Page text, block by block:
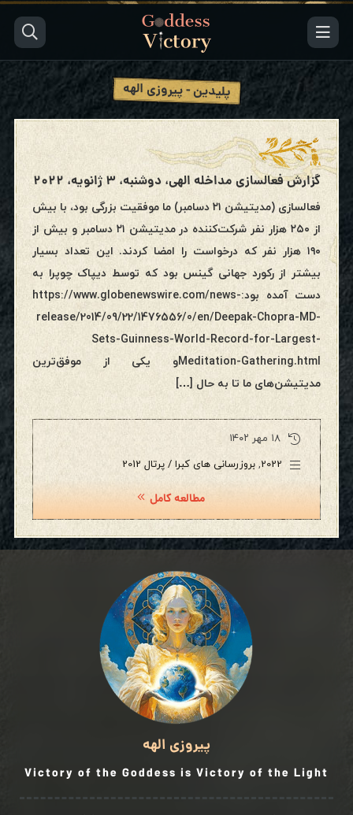
پلیدین‌ - پیروزی الهه
گزارش فعالسازی مداخله الهی، دوشنبه، ۳ ژانویه، ۲۰۲۲
فعالسازی (مدیتیشن ۲۱ دسامبر) ما موفقیت بزرگی بود، با بیش
از ۲۵۰ هزار نفر شرکت‌کننده در مدیتیشن ۲۱ دسامبر و بیش از
۱۹۰ هزار نفر که درخواست را امضا کردند. این تعداد بسیار
بیشتر از رکورد جهانی گینس بود که توسط دیپاک چوپرا به
دست آمده بود:https://www.globenewswire.com/news-
release/2014/09/22/1476556/0/en/Deepak-Chopra-MD-
Sets-Guinness-World-Record-for-Largest-
Meditation-Gathering.htmlو یکی از موفق‌ترین
مدیتیشن‌های ما تا به حال […]
۱۸ مهر ۱۴۰۲
2022
, بروزرسانی های کبرا / پرتال 2012
مطالعه کامل
پیروزی الهه
Victory of the Goddess is Victory of the Light